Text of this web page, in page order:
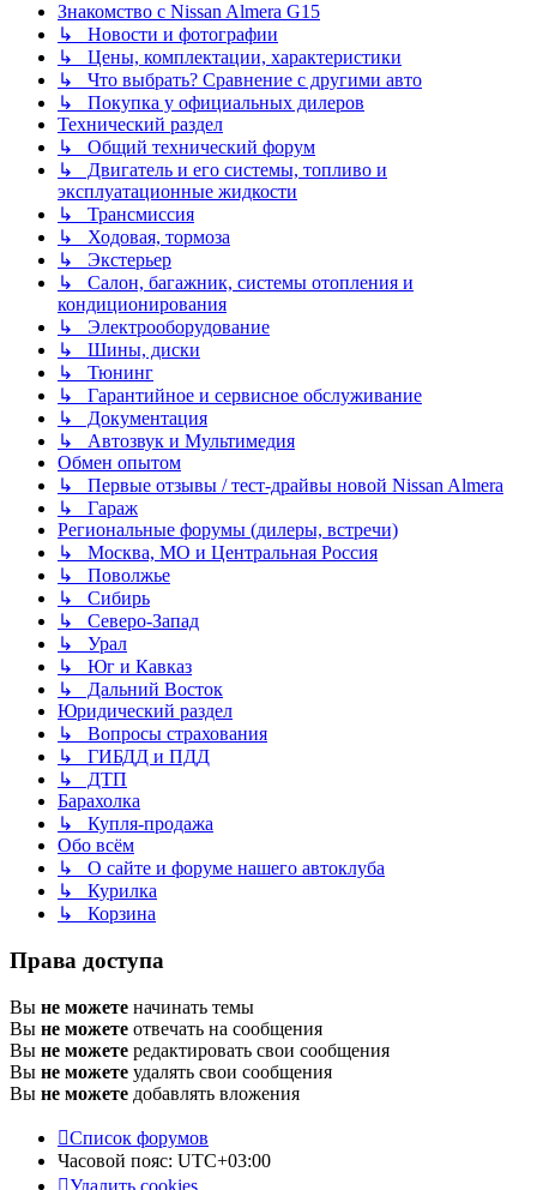
Знакомство с Nissan Almera G15
↳ Новости и фотографии
↳ Цены, комплектации, характеристики
↳ Что выбрать? Сравнение с другими авто
↳ Покупка у официальных дилеров
Технический раздел
↳ Общий технический форум
↳ Двигатель и его системы, топливо и
эксплуатационные жидкости
↳ Трансмиссия
↳ Ходовая, тормоза
↳ Экстерьер
↳ Салон, багажник, системы отопления и
кондиционирования
↳ Электрооборудование
↳ Шины, диски
↳ Тюнинг
↳ Гарантийное и сервисное обслуживание
↳ Документация
↳ Автозвук и Мультимедия
Обмен опытом
↳ Первые отзывы / тест-драйвы новой Nissan Almera
↳ Гараж
Региональные форумы (дилеры, встречи)
↳ Москва, МО и Центральная Россия
↳ Поволжье
↳ Сибирь
↳ Северо-Запад
↳ Урал
↳ Юг и Кавказ
↳ Дальний Восток
Юридический раздел
↳ Вопросы страхования
↳ ГИБДД и ПДД
↳ ДТП
Барахолка
↳ Купля-продажа
Обо всём
↳ О сайте и форуме нашего автоклуба
↳ Курилка
↳ Корзина
Права доступа
Вы не можете начинать темы
Вы не можете отвечать на сообщения
Вы не можете редактировать свои сообщения
Вы не можете удалять свои сообщения
Вы не можете добавлять вложения
Список форумов
Часовой пояс: UTC+03:00
Удалить cookies